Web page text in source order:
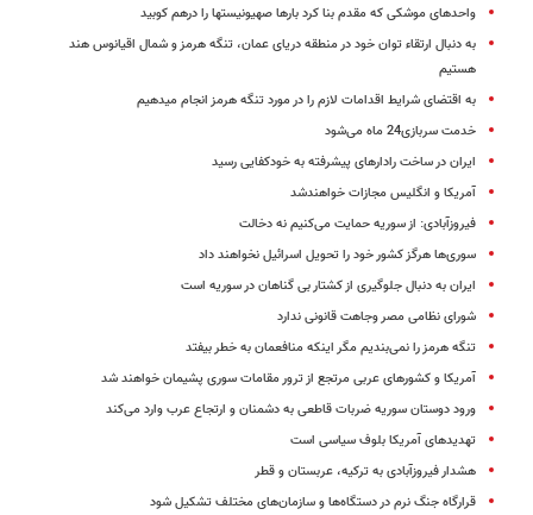
واحدهای موشکی که مقدم بنا کرد بارها صهیونیستها را درهم کوبید
به دنبال ارتقاء توان خود در منطقه دریای عمان، تنگه هرمز و شمال اقیانوس هند
هستیم
به اقتضای شرایط اقدامات لازم را در مورد تنگه هرمز انجام میدهیم
خدمت سربازی24 ماه می‌شود
ایران در ساخت رادارهای پیشرفته به خودکفایی رسید
آمریکا و انگلیس مجازات خواهندشد
فیروزآبادی: از سوریه حمایت می‌کنیم نه دخالت
سوری‌ها هرگز کشور خود را تحویل اسرائیل نخواهند داد
ایران به دنبال جلوگیری از کشتار بی گناهان در سوریه است
شورای نظامی مصر وجاهت قانونی ندارد
تنگه هرمز را نمی‌بندیم مگر اینکه منافعمان به خطر بیفتد
آمریکا و کشورهای عربی مرتجع از ترور مقامات سوری پشیمان خواهند شد
ورود دوستان سوریه ضربات قاطعی به دشمنان و ارتجاع عرب وارد می‌کند
تهدیدهای آمریکا بلوف سیاسی است
هشدار فیروزآبادی به ترکیه، عربستان و قطر
قرارگاه جنگ نرم در دستگاه‌ها و سازمان‌های مختلف تشکیل شود